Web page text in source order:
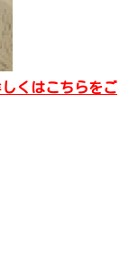
くはこちらをご